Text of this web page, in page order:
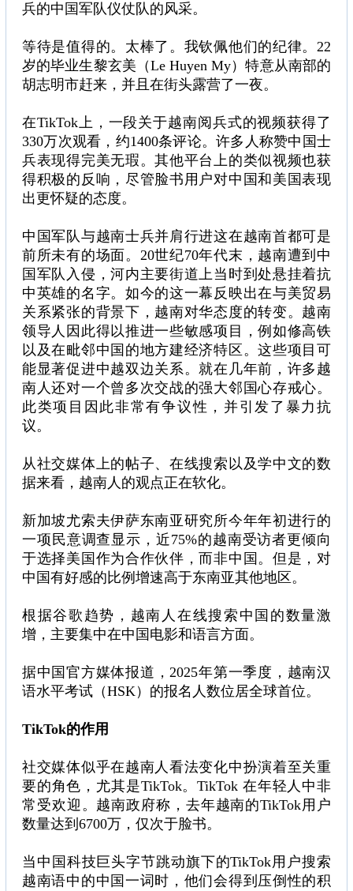
兵的中国军队仪仗队的风采。
等待是值得的。太棒了。我钦佩他们的纪律。22
岁的毕业生黎玄美（Le Huyen My）特意从南部的
胡志明市赶来，并且在街头露营了一夜。
在TikTok上，一段关于越南阅兵式的视频获得了
330万次观看，约1400条评论。许多人称赞中国士
兵表现得完美无瑕。其他平台上的类似视频也获
得积极的反响，尽管脸书用户对中国和美国表现
出更怀疑的态度。
中国军队与越南士兵并肩行进这在越南首都可是
前所未有的场面。20世纪70年代末，越南遭到中
国军队入侵，河内主要街道上当时到处悬挂着抗
中英雄的名字。如今的这一幕反映出在与美贸易
关系紧张的背景下，越南对华态度的转变。越南
领导人因此得以推进一些敏感项目，例如修高铁
以及在毗邻中国的地方建经济特区。这些项目可
能显著促进中越双边关系。就在几年前，许多越
南人还对一个曾多次交战的强大邻国心存戒心。
此类项目因此非常有争议性，并引发了暴力抗
议。
从社交媒体上的帖子、在线搜索以及学中文的数
据来看，越南人的观点正在软化。
新加坡尤索夫伊萨东南亚研究所今年年初进行的
一项民意调查显示，近75%的越南受访者更倾向
于选择美国作为合作伙伴，而非中国。但是，对
中国有好感的比例增速高于东南亚其他地区。
根据谷歌趋势，越南人在线搜索中国的数量激
增，主要集中在中国电影和语言方面。
据中国官方媒体报道，2025年第一季度，越南汉
语水平考试（HSK）的报名人数位居全球首位。
TikTok的作用
社交媒体似乎在越南人看法变化中扮演着至关重
要的角色，尤其是TikTok。TikTok 在年轻人中非
常受欢迎。越南政府称，去年越南的TikTok用户
数量达到6700万，仅次于脸书。
当中国科技巨头字节跳动旗下的TikTok用户搜索
越南语中的中国一词时，他们会得到压倒性的积